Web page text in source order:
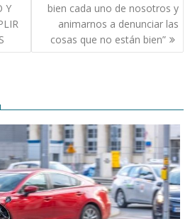
Y
bien cada uno de nosotros y
animarnos a denunciar las
cosas que no están bien”